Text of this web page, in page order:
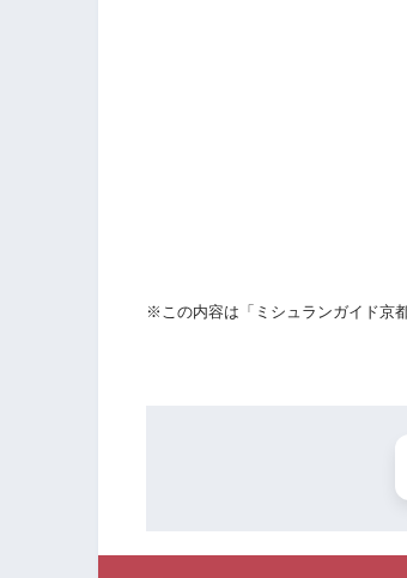
※この内容は「ミシュランガイド京